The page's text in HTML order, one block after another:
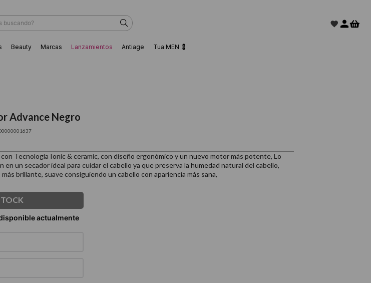
buscando?
Beauty Marcas Lanzamientos Antiage Tua MEN 💈
Advance Negro
Tecnología Ionic & ceramic, con diseño ergonómico y un nuevo motor más potente, Lo
en un secador ideal para cuidar el cabello ya que preserva la humedad natural del cabello,
brillante, suave consiguiendo un cabello con apariencia más sana,